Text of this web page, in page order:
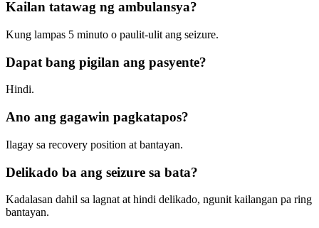
Kailan tatawag ng ambulansya?
Kung lampas 5 minuto o paulit-ulit ang seizure.
Dapat bang pigilan ang pasyente?
Hindi.
Ano ang gagawin pagkatapos?
Ilagay sa recovery position at bantayan.
Delikado ba ang seizure sa bata?
Kadalasan dahil sa lagnat at hindi delikado, ngunit kailangan pa ring
bantayan.